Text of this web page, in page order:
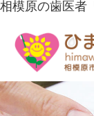
相模原の歯医者